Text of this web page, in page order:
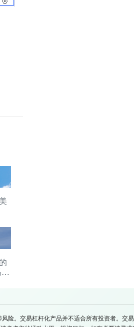
险。交易杠杆化产品并不适合所有投资者。交